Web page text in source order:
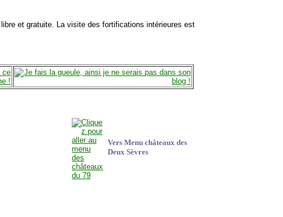
et gratuite. La visite des fortifications intérieures est
Vers Menu châteaux des
Deux Sèvres